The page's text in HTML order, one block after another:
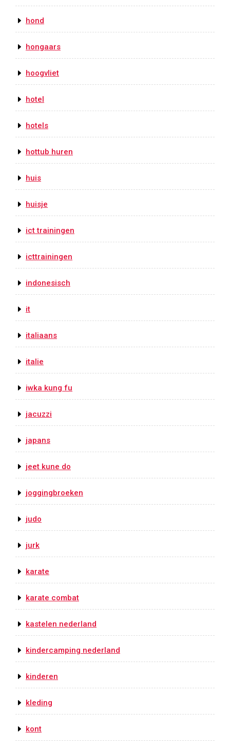
hond
hongaars
hoogvliet
hotel
hotels
hottub huren
huis
huisje
ict trainingen
icttrainingen
indonesisch
it
italiaans
italie
iwka kung fu
jacuzzi
japans
jeet kune do
joggingbroeken
judo
jurk
karate
karate combat
kastelen nederland
kindercamping nederland
kinderen
kleding
kont